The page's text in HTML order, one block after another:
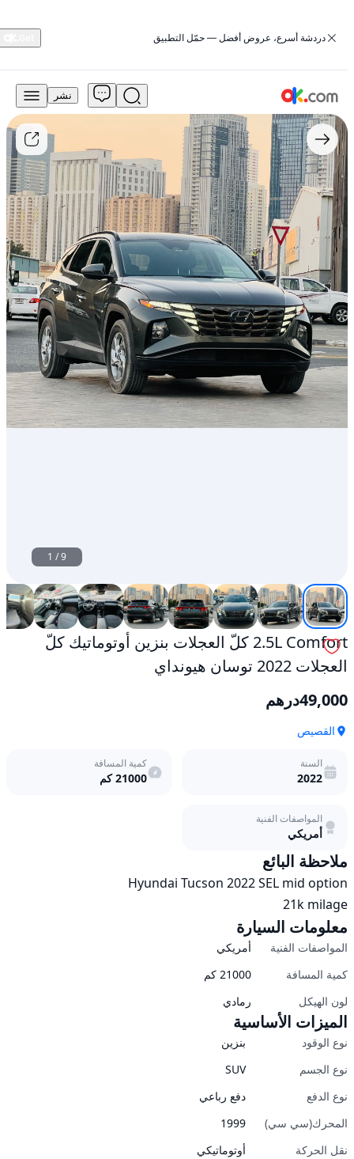
‏دردشة أسرع، عروض أفضل — حمّل التطبيق
49,000
درهم
للبيع
2.5L
Comfort
كلّ
العجلات
بنزين
أوتوماتيك
كلّ
العجلات
2022
توسان
هيونداي
مستعمل
نشر
1 /9
2.5L Comfort كلّ العجلات بنزين أوتوماتيك كلّ
العجلات 2022 توسان هيونداي
49,000درهم
القصيص
السنة
2022
كمية المسافة
21000كم
المواصفات الفنية
أمريكي
ملاحظة البائع
21k milage
معلومات السيارة
المواصفات الفنية
أمريكي
كمية المسافة
21000 كم
لون الهيكل
رمادي
الميزات الأساسية
نوع الوقود
بنزين
نوع الجسم
SUV
نوع الدفع
دفع رباعي
المحرك(سي سي)
1999
نقل الحركة
أوتوماتيكي